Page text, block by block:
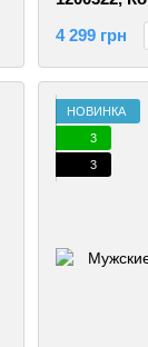
4 299 грн
НОВИНКА
3
3